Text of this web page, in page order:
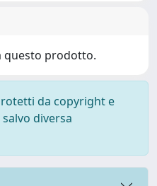
questo prodotto.
da copyright e
diversa